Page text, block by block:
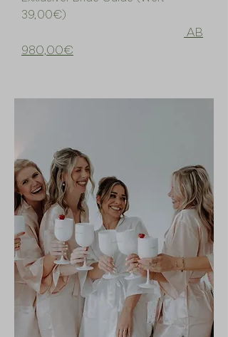
39,00€)
AB
980,00€